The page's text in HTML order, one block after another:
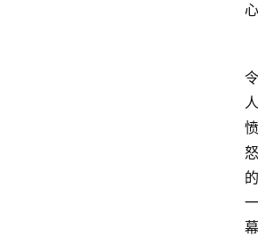
心
令
人
愤
怒
的
一
幕